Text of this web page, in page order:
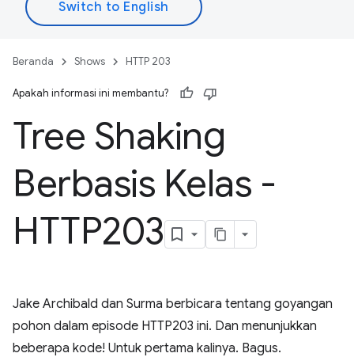
Beranda Shows HTTP 203
Apakah informasi ini membantu?
Tree Shaking
Berbasis Kelas -
HTTP203
Jake Archibald dan Surma berbicara tentang goyangan
pohon dalam episode HTTP203 ini. Dan menunjukkan
beberapa kode! Untuk pertama kalinya. Bagus.